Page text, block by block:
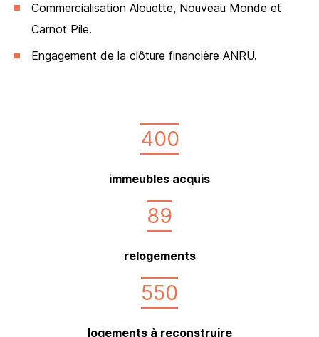
Commercialisation Alouette, Nouveau Monde et
Carnot Pile.
Engagement de la clôture financière ANRU.
400
immeubles acquis
89
relogements
550
logements à reconstruire